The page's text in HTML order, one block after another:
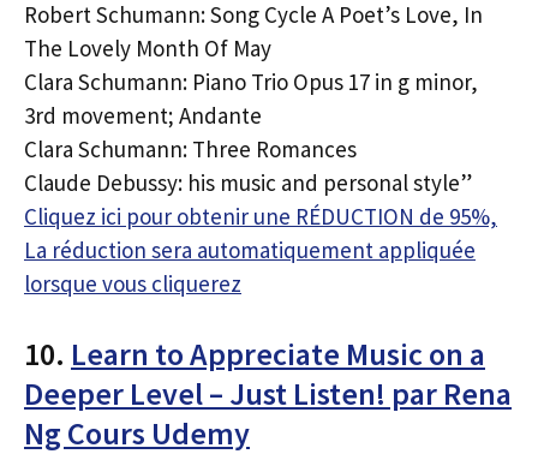
Robert Schumann: Song Cycle A Poet’s Love, In
The Lovely Month Of May
Clara Schumann: Piano Trio Opus 17 in g minor,
3rd movement; Andante
Clara Schumann: Three Romances
Claude Debussy: his music and personal style”
Cliquez ici pour obtenir une RÉDUCTION de 95%,
La réduction sera automatiquement appliquée
lorsque vous cliquerez
10. Learn to Appreciate Music on a
Deeper Level – Just Listen! par Rena
Ng Cours Udemy